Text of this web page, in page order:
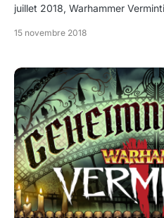
juillet 2018, Warhammer
15 novembre 2018